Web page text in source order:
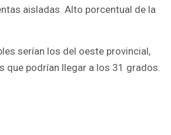
aisladas. Alto porcentual de la
serían los del oeste provincial,
que podrían llegar a los 31 grados.